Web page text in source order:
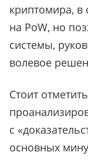
криптомира, в
на PoW, но
системы,
волевое
Стоит
с
основных